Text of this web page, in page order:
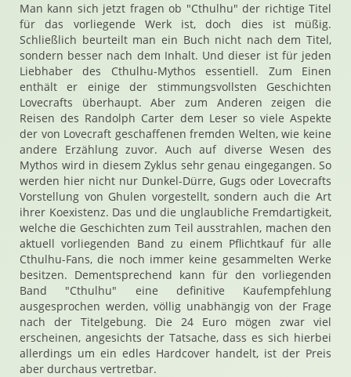
Man kann sich jetzt fragen ob "Cthulhu" der richtige Titel
für das vorliegende Werk ist, doch dies ist müßig.
Schließlich beurteilt man ein Buch nicht nach dem Titel,
sondern besser nach dem Inhalt. Und dieser ist für jeden
Liebhaber des Cthulhu-Mythos essentiell. Zum Einen
enthält er einige der stimmungsvollsten Geschichten
Lovecrafts überhaupt. Aber zum Anderen zeigen die
Reisen des Randolph Carter dem Leser so viele Aspekte
der von Lovecraft geschaffenen fremden Welten, wie keine
andere Erzählung zuvor. Auch auf diverse Wesen des
Mythos wird in diesem Zyklus sehr genau eingegangen. So
werden hier nicht nur Dunkel-Dürre, Gugs oder Lovecrafts
Vorstellung von Ghulen vorgestellt, sondern auch die Art
ihrer Koexistenz. Das und die unglaubliche Fremdartigkeit,
welche die Geschichten zum Teil ausstrahlen, machen den
aktuell vorliegenden Band zu einem Pflichtkauf für alle
Cthulhu-Fans, die noch immer keine gesammelten Werke
besitzen. Dementsprechend kann für den vorliegenden
Band "Cthulhu" eine definitive Kaufempfehlung
ausgesprochen werden, völlig unabhängig von der Frage
nach der Titelgebung. Die 24 Euro mögen zwar viel
erscheinen, angesichts der Tatsache, dass es sich hierbei
allerdings um ein edles Hardcover handelt, ist der Preis
aber durchaus vertretbar.